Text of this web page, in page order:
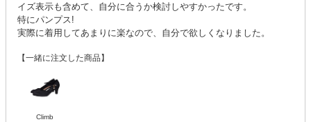
イズ表示も含めて、自分に合うか検討しやすかったです。
特にパンプス!
実際に着用してあまりに楽なので、自分で欲しくなりました。
【一緒に注文した商品】
Climb